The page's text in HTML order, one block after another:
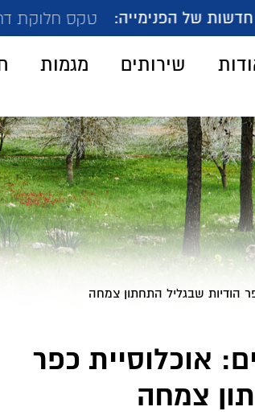
טקס חלוקת דרגות למגמת
שירותים מגמות
הודיות שבגליל התחתון צמחה
אוכלוסיית כפר
צמחה